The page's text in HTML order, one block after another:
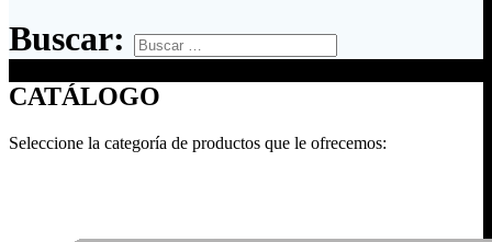
Buscar:
CATÁLOGO
Seleccione la categoría de productos que le ofrecemos: